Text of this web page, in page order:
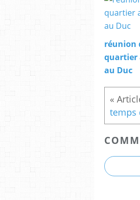
réunion
quartier
au Duc
temps